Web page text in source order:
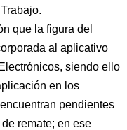
que la figura del
al aplicativo
siendo ello
en los
pendientes
remate; en ese